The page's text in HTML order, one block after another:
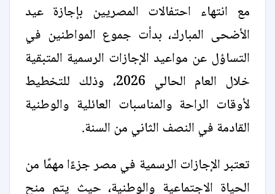
مع انتهاء احتفالات المصريين بإجازة عيد
الأضحى المبارك، بدأت جموع المواطنين في
التساؤل عن مواعيد الإجازات الرسمية المتبقية
خلال العام الحالي 2026، وذلك للتخطيط
لأوقات الراحة والمناسبات العائلية والوطنية
القادمة في النصف الثاني من السنة.
تعتبر الإجازات الرسمية في مصر جزءًا مهمًا من
الحياة الاجتماعية والوطنية، حيث يتم منح